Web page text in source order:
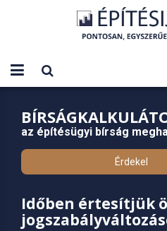
az építésügyi bírság
Érdekel
Időben értesítjük